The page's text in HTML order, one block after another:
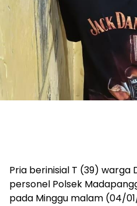
Pria berinisial T (39) warga
personel Polsek
pada Minggu malam (04/